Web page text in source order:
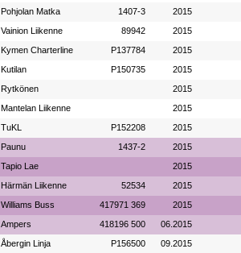
Pohjolan Matka 1407-3 2015
Vainion Liikenne 89942 2015
Kymen Charterline P137784 2015
Kutilan P150735 2015
Rytkönen 2015
Mantelan Liikenne 2015
TuKL P152208 2015
Paunu 1437-2 2015
Tapio Lae 2015
Härmän Liikenne 52534 2015
Williams Buss 417971 369 2015
Ampers 418196 500 06.2015
Åbergin Linja P156500 09.2015